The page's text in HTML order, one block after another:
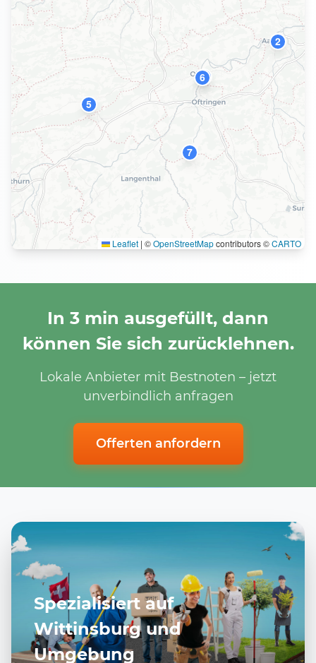
2
5
6
7
9
Leaflet | ©OpenStreetMapcontributors ©CARTO
In 3 min ausgefüllt, dann
können Sie sich zurücklehnen.
Lokale Anbieter mit Bestnoten – jetzt
unverbindlich anfragen
Offerten anfordern
Spezialisiert auf
Wittinsburg und
Umgebung